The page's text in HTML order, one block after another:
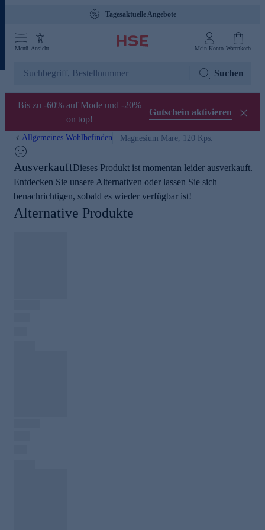
Tagesaktuelle Angebote
Menü Ansicht Mein Konto Warenkorb
Suchen
Bis zu -60% auf Mode und -20%
on top!
Gutschein aktivieren
Allgemeines Wohlbefinden Magnesium Mare, 120 Kps.
AusverkauftDieses Produkt ist momentan leider ausverkauft.
Entdecken Sie unsere Alternativen oder lassen Sie sich
benachrichtigen, sobald es wieder verfügbar ist!
Alternative Produkte